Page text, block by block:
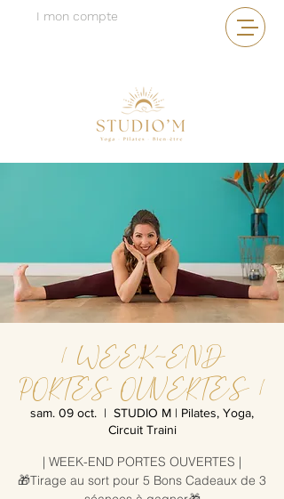
I mon compte
| WEEK-END
PORTES OUVERTES |
sam. 09 oct.
  |
STUDIO M | Pilates, Yoga,
Circuit Traini
| WEEK-END PORTES OUVERTES |
🎁Tirage au sort pour 5 Bons Cadeaux de 3